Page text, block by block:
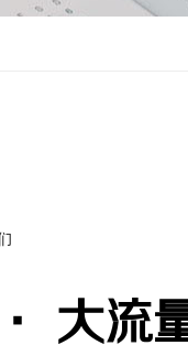
大流